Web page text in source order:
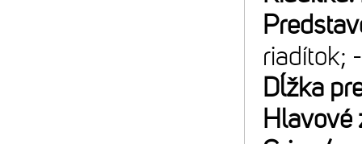
riadítok;
Dĺžka
Hlavové